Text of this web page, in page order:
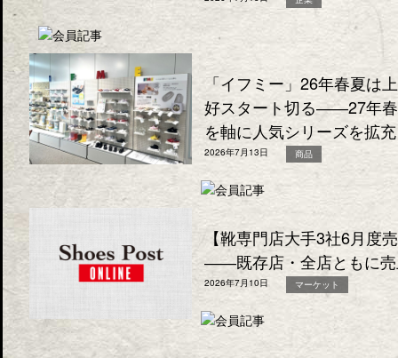
「イフミー」26年春夏は
好スタート切る――27年
を軸に人気シリーズを拡充
2026年7月13日 商品
【靴専門店大手3社6月度
――既存店・全店ともに売
2026年7月10日 マーケット